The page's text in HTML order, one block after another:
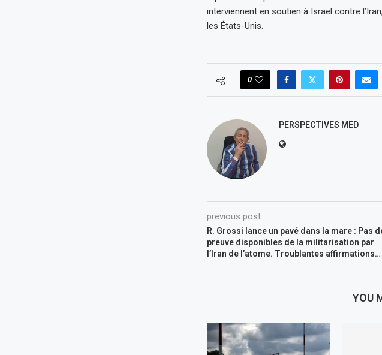
interviennent en soutien à Israël contre
les États-Unis.
0
PERSPECTIVES MED
previous post
R. Grossi lance un pavé dans la mare : Pas
preuve disponibles de la militarisation par
l’Iran de l’atome. Troublantes affirmations…
YOU